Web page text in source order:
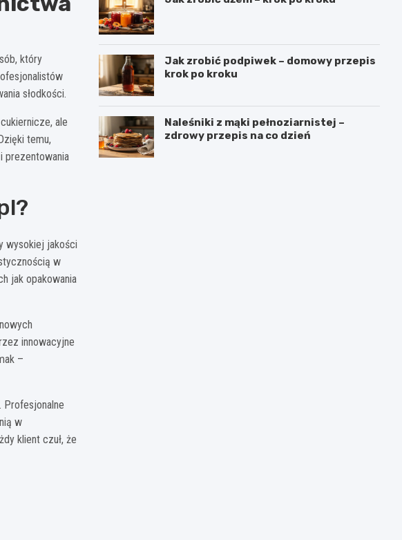
który
słodkości.
ale
temu,
prezentowania
wysokiej jakości
w
jak opakowania
innowacyjne
–
Profesjonalne
w
klient czuł, że
Jak zrobić podpiwek – domowy przepis
krok po kroku
Naleśniki z mąki pełnoziarnistej –
zdrowy przepis na co dzień